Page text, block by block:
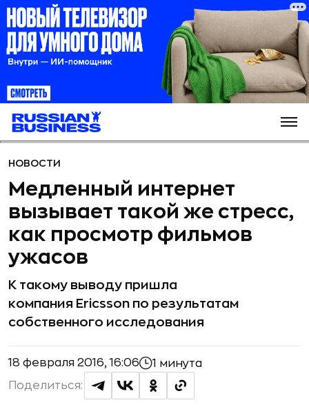
НОВОСТИ
Медленный интернет
вызывает такой же стресс,
как просмотр фильмов
ужасов
К такому выводу пришла
компания Ericsson по результатам
собственного исследования
18 февраля 2016, 16:06 1 минута
Поделиться: